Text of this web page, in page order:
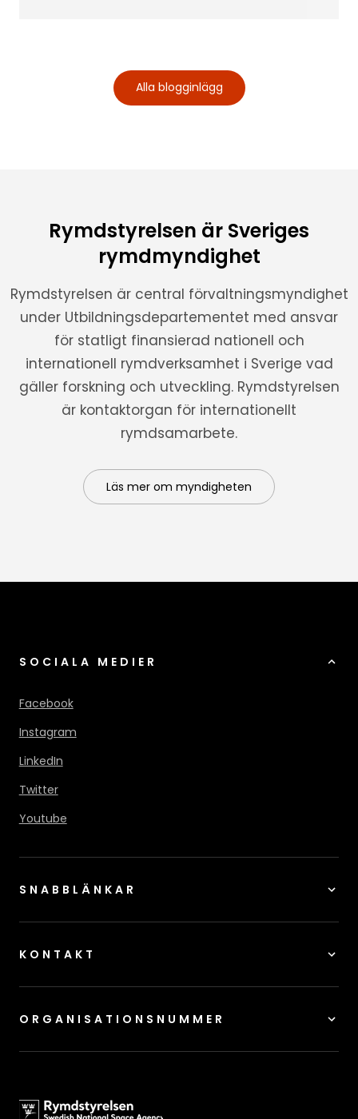
Alla blogginlägg
Rymdstyrelsen är Sveriges
rymdmyndighet
Rymdstyrelsen är central förvaltningsmyndighet
under Utbildningsdepartementet med ansvar
för statligt finansierad nationell och
internationell rymdverksamhet i Sverige vad
gäller forskning och utveckling. Rymdstyrelsen
är kontaktorgan för internationellt
rymdsamarbete.
Läs mer om myndigheten
SOCIALA MEDIER
Facebook
Instagram
LinkedIn
Twitter
Youtube
SNABBLÄNKAR
KONTAKT
ORGANISATIONSNUMMER